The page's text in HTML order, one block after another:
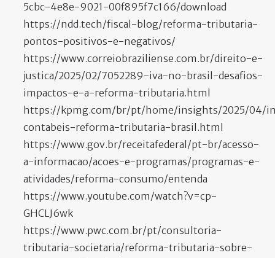
5cbc-4e8e-9021-00f895f7c166/download
https://ndd.tech/fiscal-blog/reforma-tributaria-
pontos-positivos-e-negativos/
https://www.correiobraziliense.com.br/direito-e-
justica/2025/02/7052289-iva-no-brasil-desafios-
impactos-e-a-reforma-tributaria.html
https://kpmg.com/br/pt/home/insights/2025/04/
contabeis-reforma-tributaria-brasil.html
https://www.gov.br/receitafederal/pt-br/acesso-
a-informacao/acoes-e-programas/programas-e-
atividades/reforma-consumo/entenda
https://www.youtube.com/watch?v=cp-
GHCLJ6wk
https://www.pwc.com.br/pt/consultoria-
tributaria-societaria/reforma-tributaria-sobre-